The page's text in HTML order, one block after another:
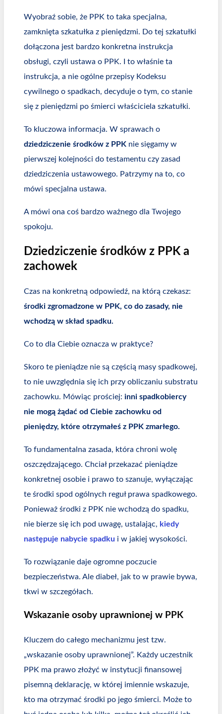
Wyobraź sobie, że PPK to taka specjalna,
zamknięta szkatułka z pieniędzmi. Do tej szkatułki
dołączona jest bardzo konkretna instrukcja
obsługi, czyli ustawa o PPK. I to właśnie ta
instrukcja, a nie ogólne przepisy Kodeksu
cywilnego o spadkach, decyduje o tym, co stanie
się z pieniędzmi po śmierci właściciela szkatułki.
To kluczowa informacja. W sprawach o
dziedziczenie środków z PPK nie sięgamy w
pierwszej kolejności do testamentu czy zasad
dziedziczenia ustawowego. Patrzymy na to, co
mówi specjalna ustawa.
A mówi ona coś bardzo ważnego dla Twojego
spokoju.
Dziedziczenie środków z PPK a
zachowek
Czas na konkretną odpowiedź, na którą czekasz:
środki zgromadzone w PPK, co do zasady, nie
wchodzą w skład spadku.
Co to dla Ciebie oznacza w praktyce?
Skoro te pieniądze nie są częścią masy spadkowej,
to nie uwzględnia się ich przy obliczaniu substratu
zachowku. Mówiąc prościej: inni spadkobiercy
nie mogą żądać od Ciebie zachowku od
pieniędzy, które otrzymałeś z PPK zmarłego.
To fundamentalna zasada, która chroni wolę
oszczędzającego. Chciał przekazać pieniądze
konkretnej osobie i prawo to szanuje, wyłączając
te środki spod ogólnych reguł prawa spadkowego.
Ponieważ środki z PPK nie wchodzą do spadku,
nie bierze się ich pod uwagę, ustalając, kiedy
następuje nabycie spadku i w jakiej wysokości.
To rozwiązanie daje ogromne poczucie
bezpieczeństwa. Ale diabeł, jak to w prawie bywa,
tkwi w szczegółach.
Wskazanie osoby uprawnionej w PPK
Kluczem do całego mechanizmu jest tzw.
„wskazanie osoby uprawnionej”. Każdy uczestnik
PPK ma prawo złożyć w instytucji finansowej
pisemną deklarację, w której imiennie wskazuje,
kto ma otrzymać środki po jego śmierci. Może to